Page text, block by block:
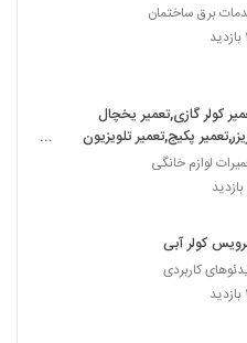
برق ساختمان
کولر گازی,تعمیر یخچال
پکیج,تعمیر تلویزیون
ایرانیان
لوازم خانگی
کولر آبی
کاربردی